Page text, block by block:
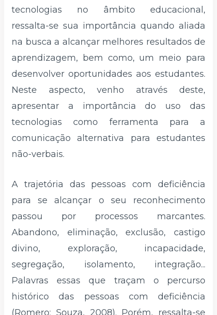
tecnologias no âmbito educacional,
ressalta-se sua importância quando aliada
na busca a alcançar melhores resultados de
aprendizagem, bem como, um meio para
desenvolver oportunidades aos estudantes.
Neste aspecto, venho através deste,
apresentar a importância do uso das
tecnologias como ferramenta para a
comunicação alternativa para estudantes
não-verbais.
A trajetória das pessoas com deficiência
para se alcançar o seu reconhecimento
passou por processos marcantes.
Abandono, eliminação, exclusão, castigo
divino, exploração, incapacidade,
segregação, isolamento, integração...
Palavras essas que traçam o percurso
histórico das pessoas com deficiência
(Romero; Souza, 2008). Porém, ressalta-se